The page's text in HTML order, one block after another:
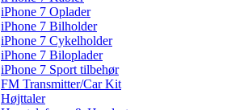
iPhone 7 Oplader
iPhone 7 Bilholder
iPhone 7 Cykelholder
iPhone 7 Biloplader
iPhone 7 Sport tilbehør
FM Transmitter/Car Kit
Højttaler